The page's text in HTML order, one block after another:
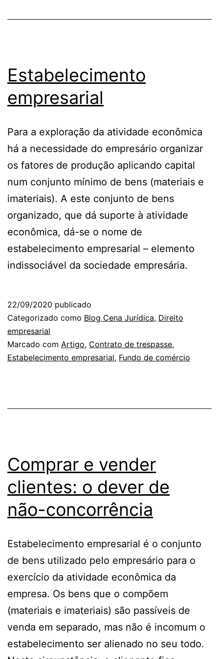
Estabelecimento
empresarial
Para a exploração da atividade econômica
há a necessidade do empresário organizar
os fatores de produção aplicando capital
num conjunto mínimo de bens (materiais e
imateriais). A este conjunto de bens
organizado, que dá suporte à atividade
econômica, dá-se o nome de
estabelecimento empresarial – elemento
indissociável da sociedade empresária.
22/09/2020 publicado
Categorizado como Blog Cena Jurídica, Direito
empresarial
Marcado com Artigo, Contrato de trespasse,
Estabelecimento empresarial, Fundo de comércio
Comprar e vender
clientes: o dever de
não-concorrência
Estabelecimento empresarial é o conjunto
de bens utilizado pelo empresário para o
exercício da atividade econômica da
empresa. Os bens que o compõem
(materiais e imateriais) são passíveis de
venda em separado, mas não é incomum o
estabelecimento ser alienado no seu todo.